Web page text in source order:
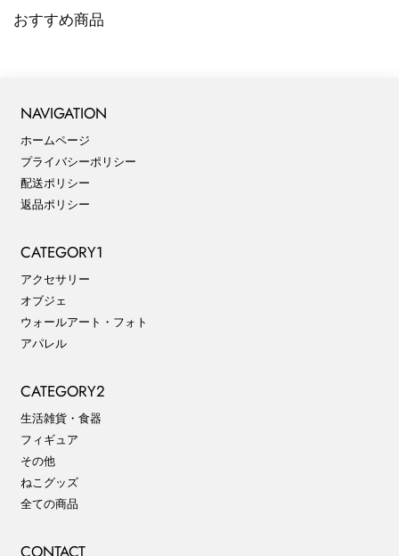
おすすめ商品
NAVIGATION
ホームページ
プライバシーポリシー
配送ポリシー
返品ポリシー
CATEGORY1
アクセサリー
オブジェ
ウォールアート・フォト
アパレル
CATEGORY2
生活雑貨・食器
フィギュア
その他
ねこグッズ
全ての商品